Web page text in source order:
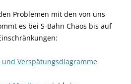
Problemen mit den von uns
es bei S-Bahn Chaos bis auf
Verspätungsdiagramme